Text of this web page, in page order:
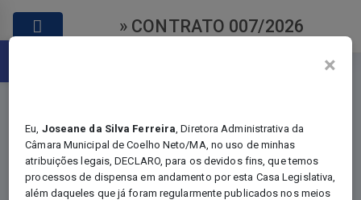
Abrir a barra de ferramentas
» CONTRATO 007/2026
×
Eu, Joseane da Silva Ferreira, Diretora Administrativa da
Câmara Municipal de Coelho Neto/MA, no uso de minhas
atribuições legais, DECLARO, para os devidos fins, que temos
processos de dispensa em andamento por esta Casa Legislativa,
além daqueles que já foram regularmente publicados nos meios